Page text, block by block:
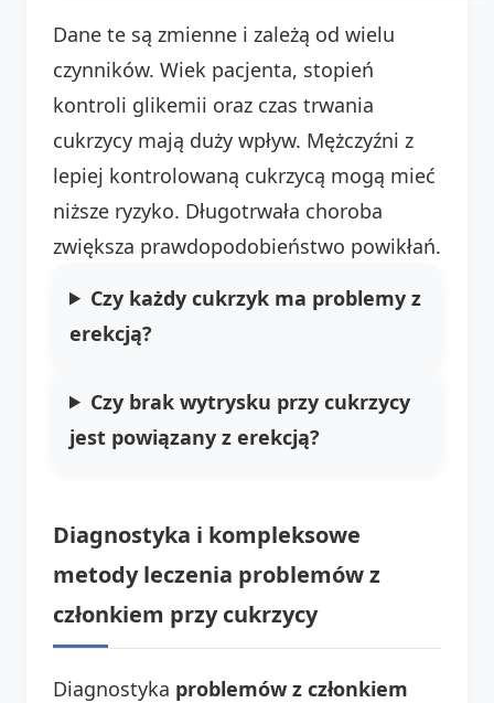
Dane te są zmienne i zależą od wielu
czynników. Wiek pacjenta, stopień
kontroli glikemii oraz czas trwania
cukrzycy mają duży wpływ. Mężczyźni z
lepiej kontrolowaną cukrzycą mogą mieć
niższe ryzyko. Długotrwała choroba
zwiększa prawdopodobieństwo powikłań.
Czy każdy cukrzyk ma problemy z
erekcją?
Czy brak wytrysku przy cukrzycy
jest powiązany z erekcją?
Diagnostyka i kompleksowe
metody leczenia problemów z
członkiem przy cukrzycy
Diagnostyka problemów z członkiem